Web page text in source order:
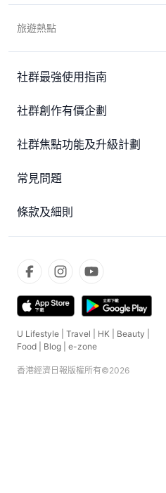
旅遊熱點
社群最強使用指南
社群創作有價企劃
社群焦點功能及升級計劃
常見問題
條款及細則
U Lifestyle Travel HK Beauty
Food
Blog e-zone
香港經濟日報版權所有©2026